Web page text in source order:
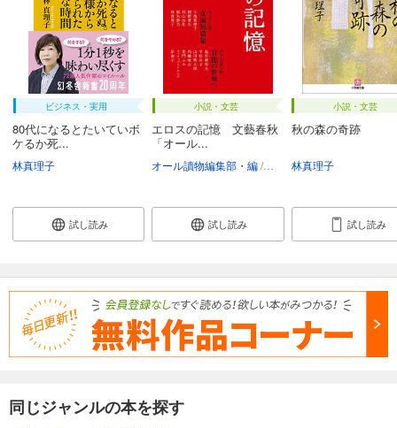
ビジネス・実用
80代になるとたいていボ
ケるか死...
林真理子
試し読み
小説・文芸
エロスの記憶 文藝春秋
「オール...
オール讀物編集部・編 小池真理子 桐野夏生
試し読み
小説・文芸
秋の森の奇跡
林真理子
試し読み
同じジャンルの本を探す